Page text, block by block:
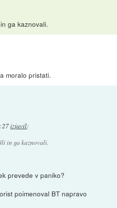
ga kaznovali.
moralo pristati.
izjavil:
in ga kaznovali.
prevede v paniko?
poimenoval BT napravo